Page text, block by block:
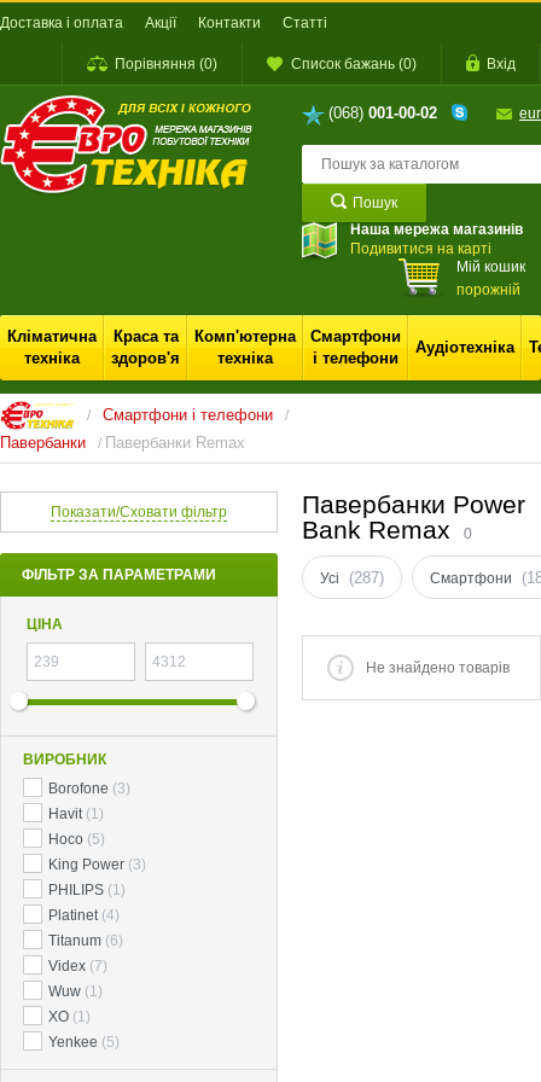
Доставка і оплата Акції Контакти Статті
Порівняння (0) Список бажань (0) Вхід
(068) 001-00-02
Пошук
Наша мережа магазинів
Подивитися на карті
Мій кошик
порожній
Кліматична
техніка
Краса та
здоров'я
Комп'ютерна
техніка
Смартфони
і телефони
Аудіотехніка
/ Смартфони і телефони /
Павербанки / Павербанки Remax
Показати/Сховати фільтр
ФІЛЬТР ЗА ПАРАМЕТРАМИ
ЦІНА
ВИРОБНИК
Borofone (3)
Havit (1)
Hoco (5)
King Power (3)
PHILIPS (1)
Platinet (4)
Titanum (6)
Videx (7)
Wuw (1)
XO (1)
Yenkee (5)
Павербанки Power
Bank Remax
0
Усі (287) Смартфони
Не знайдено товарів